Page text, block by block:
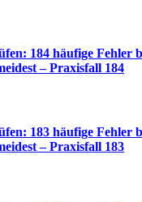
184 häufige Fehler
– Praxisfall 184
183 häufige Fehler
– Praxisfall 183